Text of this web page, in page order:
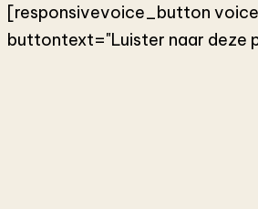
[responsivevoice_button
buttontext="Luister naar deze